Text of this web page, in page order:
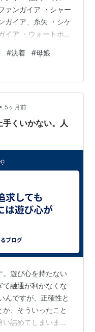
ァンガイア ・シャー
ガイア、糸矢 ・シケ
イア ・ウォートホッ
闇落ち？？？ ・小
皆さん、お疲れ様で
だったので、それを
より、内容の切りの
おります。 ・強化
#決着 #母娘
• 5ヶ月前
くいかない。人
。遊び心を持たない
て融通が利かなくな
んですが、正確性と
、そういったこと
詰めてしまいま